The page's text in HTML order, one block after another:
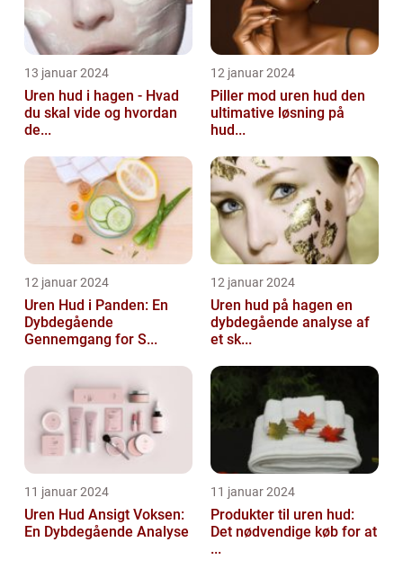
13 januar 2024
Uren hud i hagen - Hvad
du skal vide og hvordan
de...
12 januar 2024
Piller mod uren hud den
ultimative løsning på
hud...
12 januar 2024
Uren Hud i Panden: En
Dybdegående
Gennemgang for S...
12 januar 2024
Uren hud på hagen en
dybdegående analyse af
et sk...
11 januar 2024
Uren Hud Ansigt Voksen:
En Dybdegående Analyse
11 januar 2024
Produkter til uren hud:
Det nødvendige køb for at
...